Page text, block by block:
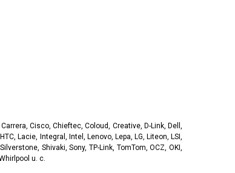
Cisco, Chieftec, Coloud, Creative, D-Link, Dell,
Lacie, Integral, Intel, Lenovo, Lepa, LG, Liteon, LSI,
Shivaki, Sony, TP-Link, TomTom, OCZ, OKI,
u. c.